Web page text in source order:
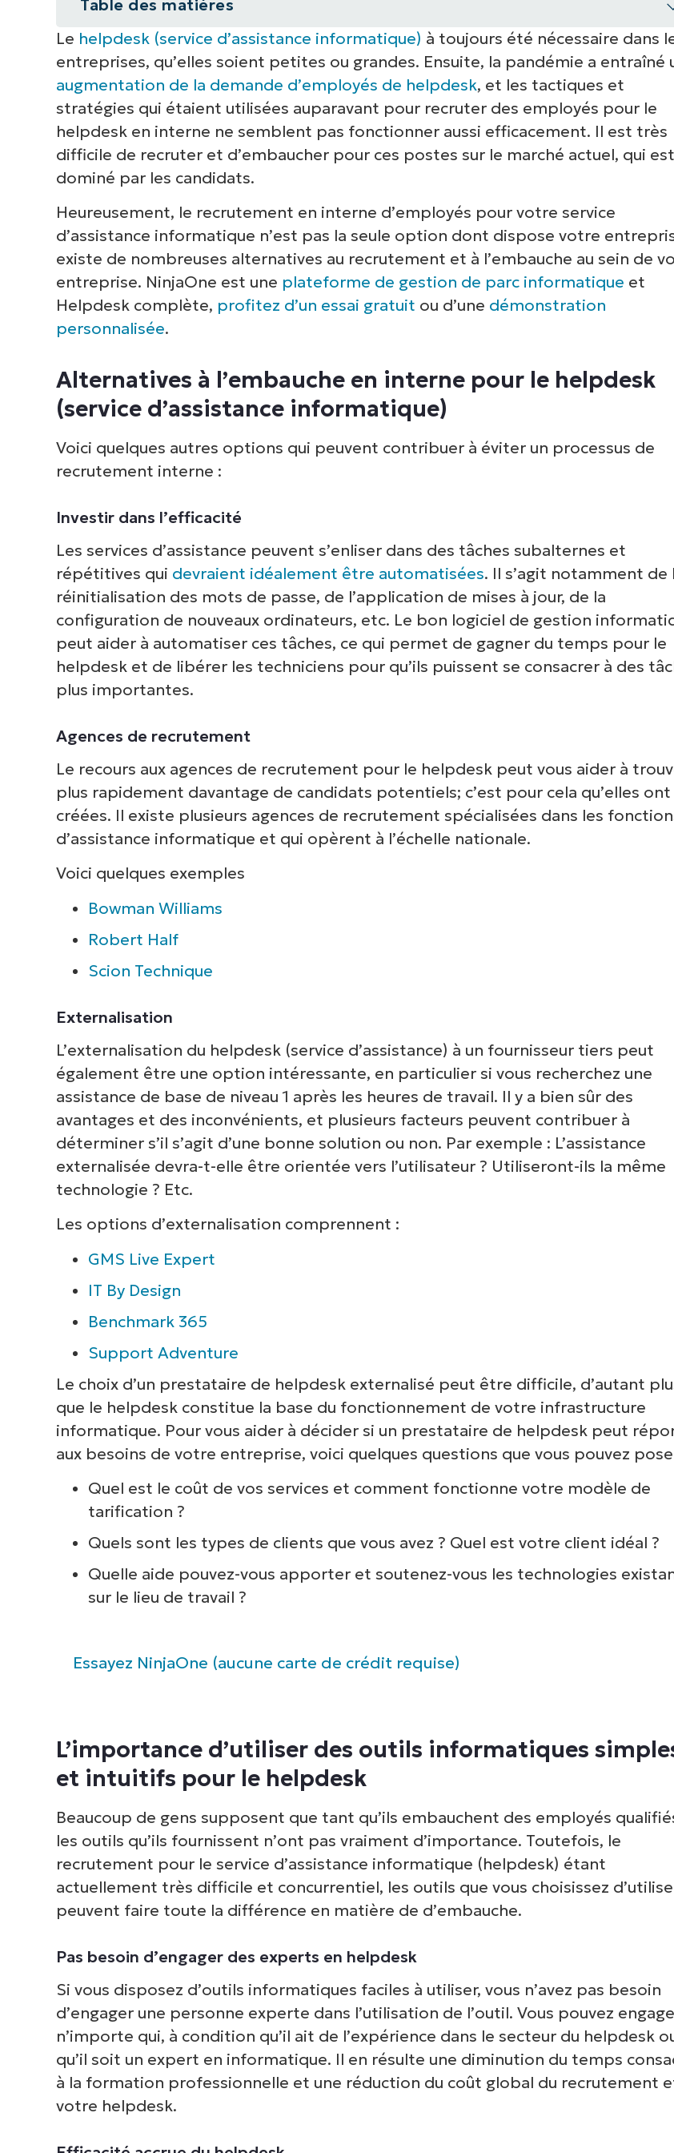
Table des matières
Alternatives à l’embauche en interne pour le helpdesk (service
informatique)
L’importance d’utiliser des outils informatiques simples et intuitifs pour le
helpdesk
Le recrutement en interne pour le helpdesk n’est pas votre seule option
Le helpdesk (service d’assistance informatique) à toujours été nécessaire dans
entreprises, qu’elles soient petites ou grandes. Ensuite, la pandémie a entraîné
augmentation de la demande d’employés de helpdesk, et les tactiques et
stratégies qui étaient utilisées auparavant pour recruter des employés pour le
helpdesk en interne ne semblent pas fonctionner aussi efficacement. Il est très
difficile de recruter et d’embaucher pour ces postes sur le marché actuel, qui est
dominé par les candidats.
Heureusement, le recrutement en interne d’employés pour votre service
d’assistance informatique n’est pas la seule option dont dispose votre
existe de nombreuses alternatives au recrutement et à l’embauche au sein de
entreprise. NinjaOne est une plateforme de gestion de parc informatique et
Helpdesk complète, profitez d’un essai gratuit ou d’une démonstration
personnalisée.
Alternatives à l’embauche en interne pour le helpdesk
(service d’assistance informatique)
Voici quelques autres options qui peuvent contribuer à éviter un processus de
recrutement interne :
Investir dans l’efficacité
Les services d’assistance peuvent s’enliser dans des tâches subalternes et
répétitives qui devraient idéalement être automatisées. Il s’agit notamment de
réinitialisation des mots de passe, de l’application de mises à jour, de la
configuration de nouveaux ordinateurs, etc. Le bon logiciel de gestion
peut aider à automatiser ces tâches, ce qui permet de gagner du temps pour le
helpdesk et de libérer les techniciens pour qu’ils puissent se consacrer à des
plus importantes.
Agences de recrutement
Le recours aux agences de recrutement pour le helpdesk peut vous aider à
plus rapidement davantage de candidats potentiels; c’est pour cela qu’elles
créées. Il existe plusieurs agences de recrutement spécialisées dans les
d’assistance informatique et qui opèrent à l’échelle nationale.
Voici quelques exemples
Bowman Williams
Robert Half
Scion Technique
Externalisation
L’externalisation du helpdesk (service d’assistance) à un fournisseur tiers peut
également être une option intéressante, en particulier si vous recherchez une
assistance de base de niveau 1 après les heures de travail. Il y a bien sûr des
avantages et des inconvénients, et plusieurs facteurs peuvent contribuer à
déterminer s’il s’agit d’une bonne solution ou non. Par exemple : L’assistance
externalisée devra-t-elle être orientée vers l’utilisateur ? Utiliseront-ils la même
technologie ? Etc.
Les options d’externalisation comprennent :
GMS Live Expert
IT By Design
Benchmark 365
Support Adventure
Le choix d’un prestataire de helpdesk externalisé peut être difficile, d’autant
que le helpdesk constitue la base du fonctionnement de votre infrastructure
informatique. Pour vous aider à décider si un prestataire de helpdesk peut
aux besoins de votre entreprise, voici quelques questions que vous pouvez
Quel est le coût de vos services et comment fonctionne votre modèle de
tarification ?
Quels sont les types de clients que vous avez ? Quel est votre client idéal ?
Quelle aide pouvez-vous apporter et soutenez-vous les technologies
sur le lieu de travail ?
Essayez NinjaOne (aucune carte de crédit requise)
L’importance d’utiliser des outils informatiques
et intuitifs pour le helpdesk
Beaucoup de gens supposent que tant qu’ils embauchent des employés
les outils qu’ils fournissent n’ont pas vraiment d’importance. Toutefois, le
recrutement pour le service d’assistance informatique (helpdesk) étant
actuellement très difficile et concurrentiel, les outils que vous choisissez
peuvent faire toute la différence en matière de d’embauche.
Pas besoin d’engager des experts en helpdesk
Si vous disposez d’outils informatiques faciles à utiliser, vous n’avez pas besoin
d’engager une personne experte dans l’utilisation de l’outil. Vous pouvez
n’importe qui, à condition qu’il ait de l’expérience dans le secteur du helpdesk
qu’il soit un expert en informatique. Il en résulte une diminution du temps
à la formation professionnelle et une réduction du coût global du recrutement
votre helpdesk.
Voir NinjaOne en
Parcourez nos démonstrations à la
découvrir comment NinjaOne simplifie les
correctifs, le MDM, la gestion des tickets et